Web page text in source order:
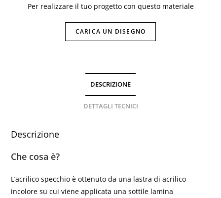
Per realizzare il tuo progetto con questo materiale
CARICA UN DISEGNO
DESCRIZIONE
DETTAGLI TECNICI
Descrizione
Che cosa è?
L’acrilico specchio è ottenuto da una lastra di acrilico
incolore su cui viene applicata una sottile lamina